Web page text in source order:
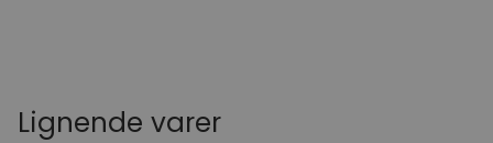
Lignende varer